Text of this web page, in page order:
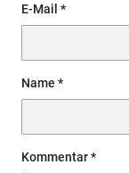
E-Mail
Name
Kommentar